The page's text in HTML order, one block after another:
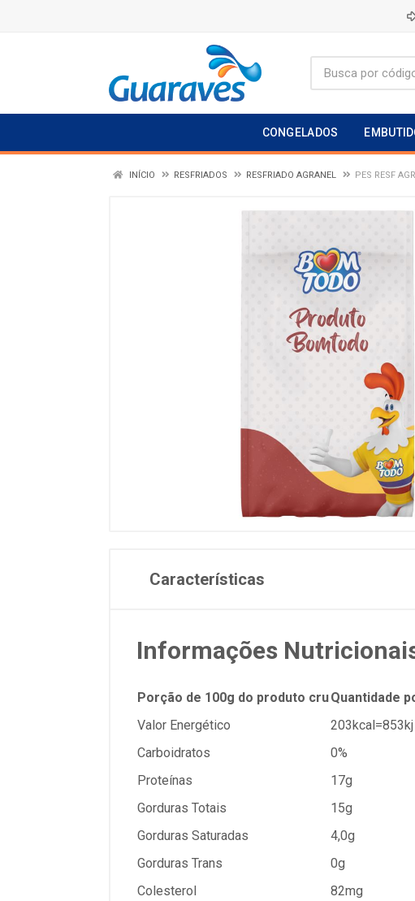
CONGELADOS
INÍCIO RESFRIADOS RESFRIADO AGRANEL PES RESF
Características
Informações
Porção de 100g do produto cruQuantidade
Valor Energético
203kcal=853kj
Carboidratos
0%
Proteínas
17g
Gorduras Totais
15g
Gorduras Saturadas
4,0g
Gorduras Trans
0g
Colesterol
82mg